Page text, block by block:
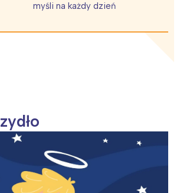
myśli na każdy dzień